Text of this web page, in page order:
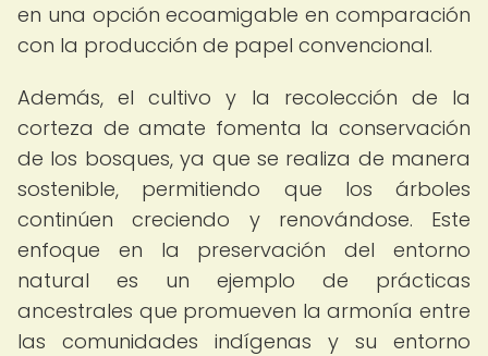
en una opción ecoamigable en comparación
con la producción de papel convencional.
Además, el cultivo y la recolección de la
corteza de amate fomenta la conservación
de los bosques, ya que se realiza de manera
sostenible, permitiendo que los árboles
continúen creciendo y renovándose. Este
enfoque en la preservación del entorno
natural es un ejemplo de prácticas
ancestrales que promueven la armonía entre
las comunidades indígenas y su entorno